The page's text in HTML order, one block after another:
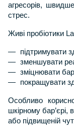
агресорів,
стрес.
Живі пробіотики
підтримувати
зменшувати
зміцнювати
покращувати
Особливо
шкірному бар’єрі,
або підвищеній